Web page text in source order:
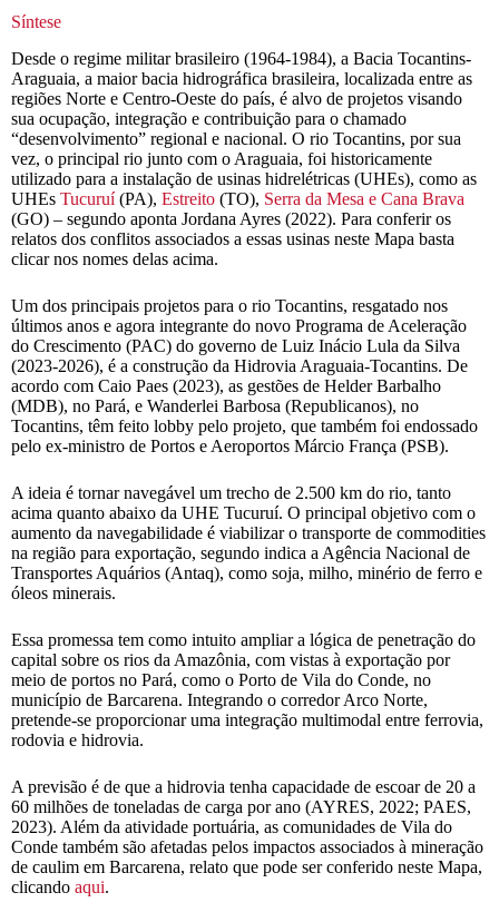
Síntese
Desde o regime militar brasileiro (1964-1984), a Bacia Tocantins-
Araguaia, a maior bacia hidrográfica brasileira, localizada entre as
regiões Norte e Centro-Oeste do país, é alvo de projetos visando
sua ocupação, integração e contribuição para o chamado
“desenvolvimento” regional e nacional. O rio Tocantins, por sua
vez, o principal rio junto com o Araguaia, foi historicamente
utilizado para a instalação de usinas hidrelétricas (UHEs), como as
UHEs Tucuruí(PA), Estreito (TO), Serra da Mesa e Cana Brava
(GO) – segundo aponta Jordana Ayres (2022). Para conferir os
relatos dos conflitos associados a essas usinas neste Mapa basta
clicar nos nomes delas acima.
Um dos principais projetos para o rio Tocantins, resgatado nos
últimos anos e agora integrante do novo Programa de Aceleração
do Crescimento (PAC) do governo de Luiz Inácio Lula da Silva
(2023-2026), é a construção da Hidrovia Araguaia-Tocantins. De
acordo com Caio Paes (2023), as gestões de Helder Barbalho
(MDB), no Pará, e Wanderlei Barbosa (Republicanos), no
Tocantins, têm feito lobby pelo projeto, que também foi endossado
pelo ex-ministro de Portos e Aeroportos Márcio França (PSB).
A ideia é tornar navegável um trecho de 2.500 km do rio, tanto
acima quanto abaixo da UHE Tucuruí. O principal objetivo com o
aumento da navegabilidade é viabilizar o transporte de commodities
na região para exportação, segundo indica a Agência Nacional de
Transportes Aquários (Antaq), como soja, milho, minério de ferro e
óleos minerais.
Essa promessa tem como intuito ampliar a lógica de penetração do
capital sobre os rios da Amazônia, com vistas à exportação por
meio de portos no Pará, como o Porto de Vila do Conde, no
município de Barcarena. Integrando o corredor Arco Norte,
pretende-se proporcionar uma integração multimodal entre ferrovia,
rodovia e hidrovia.
A previsão é de que a hidrovia tenha capacidade de escoar de 20 a
60 milhões de toneladas de carga por ano (AYRES, 2022; PAES,
2023). Além da atividade portuária, as comunidades de Vila do
Conde também são afetadas pelos impactos associados à mineração
de caulim em Barcarena, relato que pode ser conferido neste Mapa,
clicando aqui.